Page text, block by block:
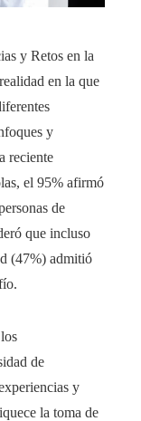
y Retos en la
en la que
y
reciente
el 95% afirmó
de
que incluso
(47%) admitió
de
y
la toma de